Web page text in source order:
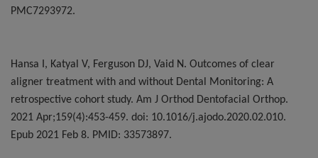
PMC7293972.
Hansa I, Katyal V, Ferguson DJ, Vaid N. Outcomes of clear
aligner treatment with and without Dental Monitoring: A
retrospective cohort study. Am J Orthod Dentofacial Orthop.
2021 Apr;159(4):453-459. doi: 10.1016/j.ajodo.2020.02.010.
Epub 2021 Feb 8. PMID: 33573897.